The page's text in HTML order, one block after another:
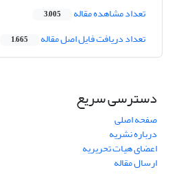
تعداد مشاهده مقاله 3,005
تعداد دریافت فایل اصل مقاله 1,665
دسترسی سریع
صفحه اصلی
درباره نشریه
اعضای هیات تحریریه
ارسال مقاله